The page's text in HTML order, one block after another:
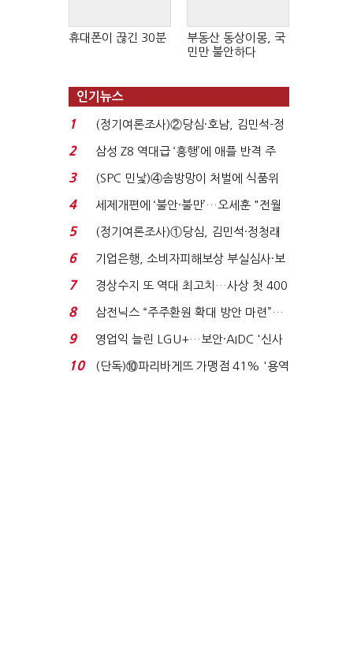
휴대폰이 끊긴 30분
부동산 동상이몽, 국
민만 불안하다
인기뉴스
1
(정기여론조사)②당심·호남, 김민석-정
청래 '초접전'...
2
삼성 Z8 역대급 ‘흥행’에 애플 반격 주
목…9월 ‘폴...
3
(SPC 민낯)④솜방망이 처벌에 식품위
생법 위반 반복...
4
세제개편에 ‘불안·불만’…오세훈 "전월
세 구하기 더 ...
5
(정기여론조사)①당심, 김민석·정청래
'초접전'…대통령 ...
6
기업은행, 소비자피해보상 부실심사·보
이스피싱 공시 ...
7
경상수지 또 역대 최고치…사상 첫 400
억달러에 '3% 성...
8
삼전닉스 “주주환원 확대 방안 마련”…
로이터에 성명...
9
영업익 늘린 LGU+…보안·AIDC '신사
업 드라이브'...
10
(단독)⑩파리바게뜨 가맹점 41% '용역